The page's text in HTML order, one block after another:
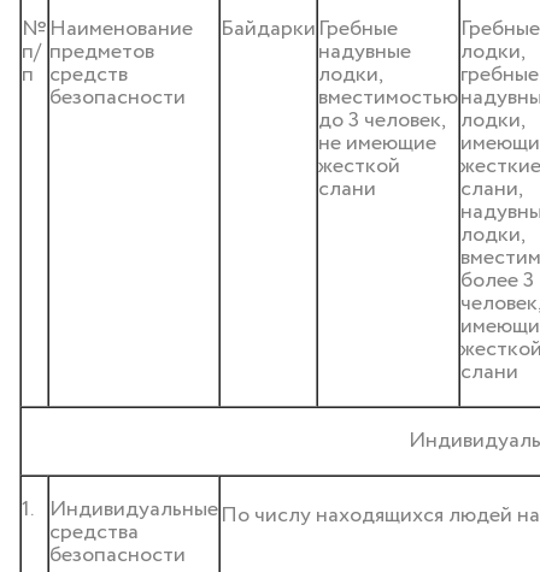
№
п/
п
Наименование
предметов
средств
безопасности
БайдаркиГребные
надувные
лодки,
вместимостью
до 3 человек,
не имеющие
жесткой
слани
Гребные
лодки,
гребные
лодки,
жесткие
слани,
лодки,
более 3
слани
1. Индивидуальные
средства
безопасности
По числу находящихся людей